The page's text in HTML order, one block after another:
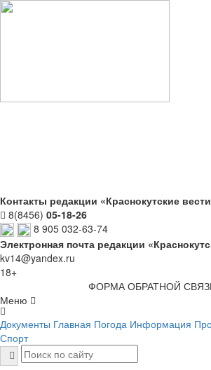
Контакты редакции «Краснокутские
8(8456) 05-18-26
8 905 032-63-74
Электронная почта редакции
kv14@yandex.ru
18+
ФОРМА ОБРАТНОЙ
Меню
Документы Главная Погода Информация
Спорт